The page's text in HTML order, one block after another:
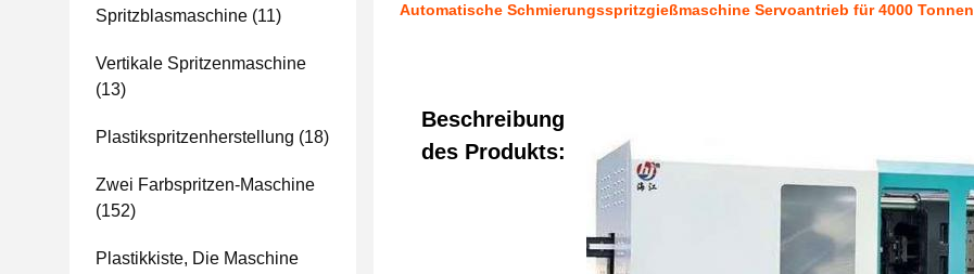
Spritzblasmaschine (11)
Vertikale Spritzenmaschine
(13)
Plastikspritzenherstellung (18)
Zwei Farbspritzen-Maschine
(152)
Plastikkiste, Die Maschine
Automatische Schmierungsspritzgießmaschine Servoantrieb für 4000 Tonnen
Beschreibung
des Produkts: